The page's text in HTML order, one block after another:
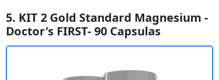
5. KIT 2 Gold Standard Magnesium -
Doctor's FIRST- 90 Capsulas